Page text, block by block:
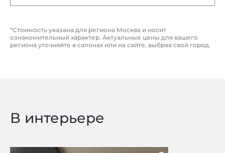
*Стоимость указана для региона Москва и носит
ознакомительный характер. Актуальные цены для вашего
региона уточняйте в салонах или на сайте, выбрав свой город.
В интерьере